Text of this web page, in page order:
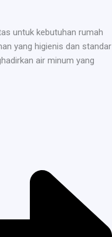
untuk kebutuhan rumah
yang higienis dan standar
air minum yang